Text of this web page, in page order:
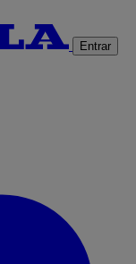
Entrar